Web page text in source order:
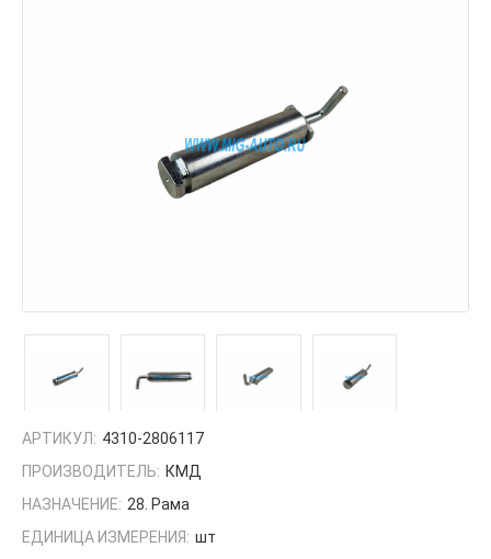
АРТИКУЛ: 4310-2806117
ПРОИЗВОДИТЕЛЬ: КМД
НАЗНАЧЕНИЕ: 28. Рама
ЕДИНИЦА ИЗМЕРЕНИЯ: шт